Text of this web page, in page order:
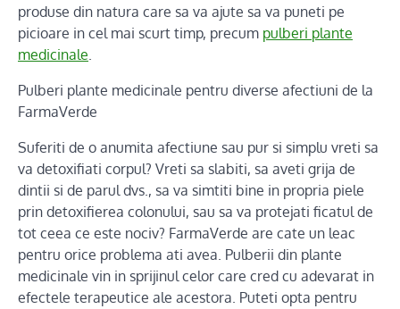
produse din natura care sa va ajute sa va puneti pe
picioare in cel mai scurt timp, precum pulberi plante
medicinale.
Pulberi plante medicinale pentru diverse afectiuni de la
FarmaVerde
Suferiti de o anumita afectiune sau pur si simplu vreti sa
va detoxifiati corpul? Vreti sa slabiti, sa aveti grija de
dintii si de parul dvs., sa va simtiti bine in propria piele
prin detoxifierea colonului, sau sa va protejati ficatul de
tot ceea ce este nociv? FarmaVerde are cate un leac
pentru orice problema ati avea. Pulberii din plante
medicinale vin in sprijinul celor care cred cu adevarat in
efectele terapeutice ale acestora. Puteti opta pentru